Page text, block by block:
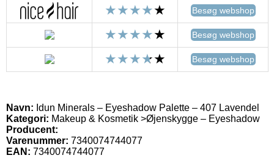
Besøg webshop
Besøg webshop
Besøg webshop
Navn: Idun Minerals – Eyeshadow Palette – 407 Lavendel
Kategori: Makeup & Kosmetik >Øjenskygge – Eyeshadow
Producent:
Varenummer: 7340074744077
EAN: 7340074744077